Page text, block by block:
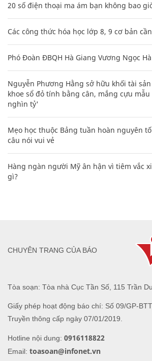
20 số điện thoại ma ám bạn không bao
Các công thức hóa học lớp 8, 9 cơ bản
Phó Đoàn ĐBQH Hà Giang Vương Ngọc
Nguyễn Phương Hằng sở hữu khối tài
khoe sổ đỏ tính bằng cân, mắng cựu
nghìn tỷ'
Mẹo học thuộc Bảng tuần hoàn nguyên
câu nói vui vẻ
Hàng ngàn người Mỹ ân hận vì tiêm vắc
gì?
Tòa soạn: Tòa nhà Cục Tần Số, 115 Trần
Giấy phép hoạt động báo chí: Số 09/GP-
Truyền thông cấp ngày 07/01/2019.
Hotline nội dung: 0916118822
Email: toasoan@infonet.vn
CHUYÊN TRANG CỦA BÁO